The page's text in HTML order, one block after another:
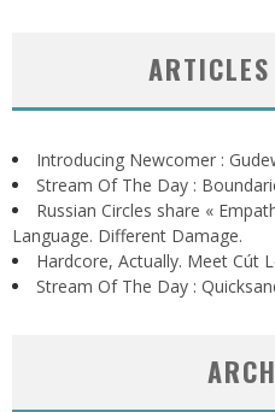
Introducing Newcomer :
Stream Of The Day :
Russian Circles share «
Language. Different Damage.
Hardcore, Actually. Meet Cút
Stream Of The Day :